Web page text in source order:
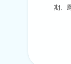
期、